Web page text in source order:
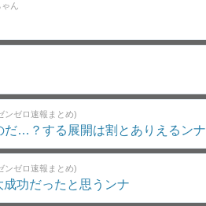
ん
ンゼロ速報まとめ)
だ…？する展開は割とありえるンナ
ンゼロ速報まとめ)
成功だったと思うンナ